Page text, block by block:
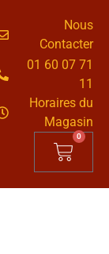
Nous
Contacter
01 60 07 71
11
Horaires du
Magasin
0